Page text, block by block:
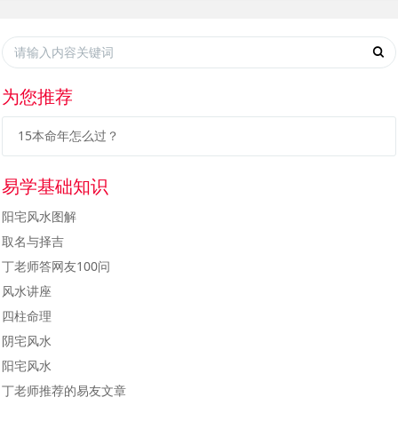
为您推荐
15本命年怎么过？
易学基础知识
阳宅风水图解
取名与择吉
丁老师答网友100问
风水讲座
四柱命理
阴宅风水
阳宅风水
丁老师推荐的易友文章